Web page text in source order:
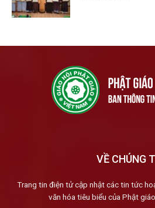
VỀ CHÚNG
Trang tin điện tử cập nhật các tin tức
văn hóa tiêu biểu của Phật